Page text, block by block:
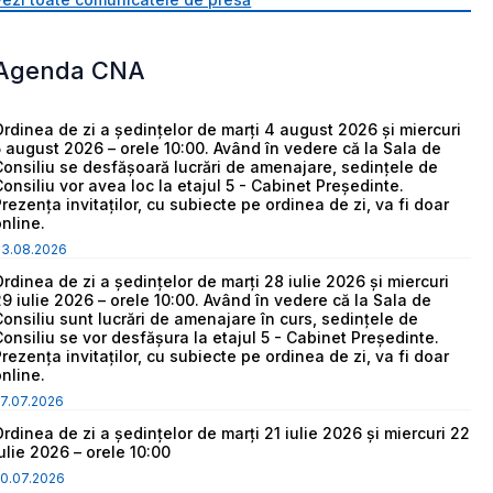
CNA
de zi a ședințelor de marți 4 august 2026 și miercuri
august 2026 – orele 10:00. Având în vedere că la Sala de
se desfășoară lucrări de amenajare, sedințele de
vor avea loc la etajul 5 - Cabinet Președinte.
invitaților, cu subiecte pe ordinea de zi, va fi doar
de zi a ședințelor de marți 28 iulie 2026 și miercuri
iulie 2026 – orele 10:00. Având în vedere că la Sala de
sunt lucrări de amenajare în curs, sedințele de
se vor desfășura la etajul 5 - Cabinet Președinte.
invitaților, cu subiecte pe ordinea de zi, va fi doar
de zi a ședințelor de marți 21 iulie 2026 și miercuri 22
2026 – orele 10:00